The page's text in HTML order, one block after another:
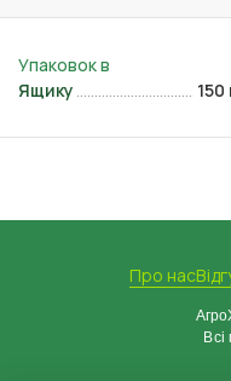
Ящику 150
Про нас